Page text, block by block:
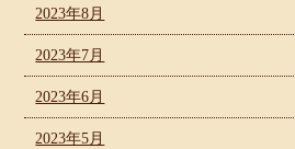
2023年8月
2023年7月
2023年6月
2023年5月